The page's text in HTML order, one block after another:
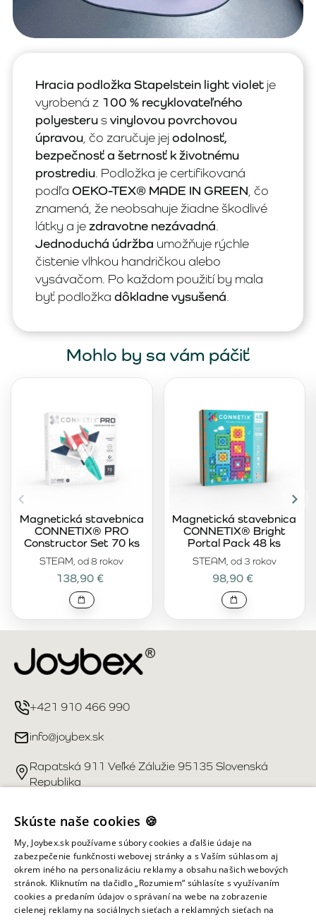
Hracia podložka Stapelstein light violet je
vyrobená z 100 % recyklovateľného
polyesterusvinylovou povrchovou
úpravou , čo zaručuje jejodolnosť,
bezpečnosť a šetrnosť k životnému
prostrediu. Podložka je certifikovaná
podľa OEKO-TEX® MADE IN GREEN , čo
znamená, že neobsahuje žiadne škodlivé
látky a jezdravotne nezávadná.
Jednoduchá údržba umožňuje rýchle
čistenie vlhkou handričkou alebo
vysávačom. Po každom použití by mala
byť podložka dôkladne vysušená.
Mohlo by sa vám páčiť
STEAM, od 8 rokov
Magnetická stavebnica
CONNETIX® PRO
Constructor Set 70 ks
138,90 €
STEAM, od 3 rokov
Magnetická stavebnica
CONNETIX® Bright
Portal Pack 48 ks
98,90 €
+421 910 466 990
info@joybex.sk
Rapatská 911 Veľké Zálužie 95135 Slovenská
Republika
Užitočné odkazy
Účet
Informácie obchodu
Skúste naše cookies 🍪
My, Joybex.sk používame súbory cookies a ďalšie údaje na
zabezpečenie funkčnosti webovej stránky a s Vaším súhlasom aj
okrem iného na personalizáciu reklamy a obsahu našich webových
stránok. Kliknutím na tlačidlo „Rozumiem“ súhlasíte s využívaním
cookies a predaním údajov o správaní na webe na zobrazenie
cielenej reklamy na sociálnych sieťach a reklamných sieťach na